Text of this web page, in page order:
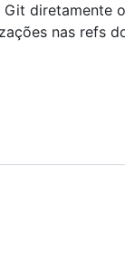
Git diretamente
nas refs